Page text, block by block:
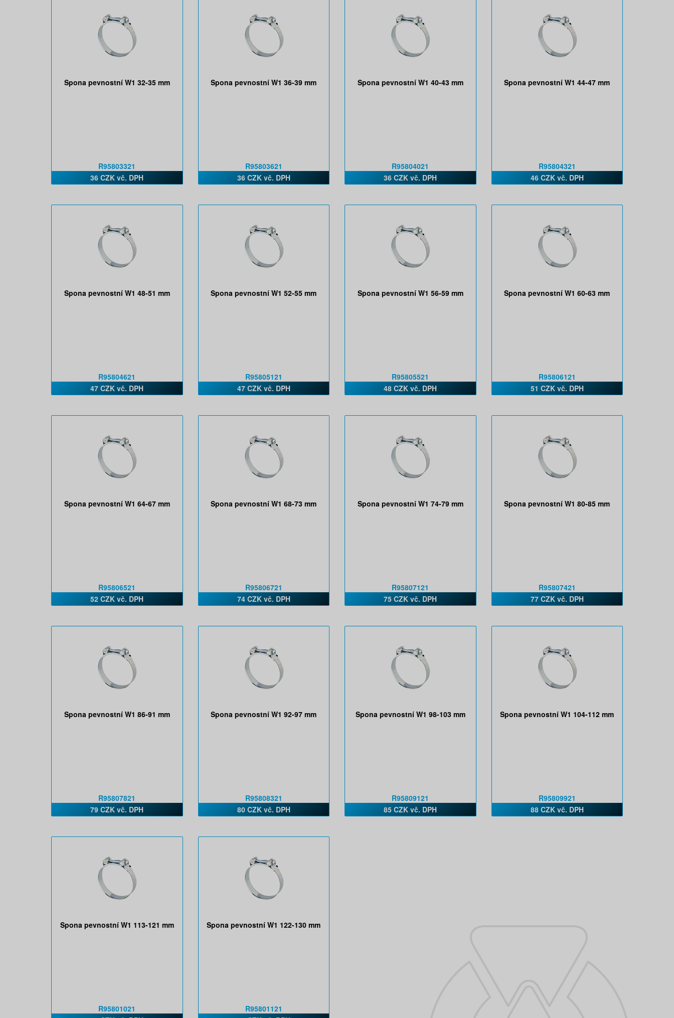
Spona pevnostní W1 32-35 mm
R95803321
36 CZK vč. DPH
Spona pevnostní W1 36-39 mm
R95803621
36 CZK vč. DPH
Spona pevnostní W1 40-43 mm
R95804021
36 CZK vč. DPH
Spona pevnostní W1 44-47 mm
R95804321
46 CZK vč. DPH
Spona pevnostní W1 48-51 mm
R95804621
47 CZK vč. DPH
Spona pevnostní W1 52-55 mm
R95805121
47 CZK vč. DPH
Spona pevnostní W1 56-59 mm
R95805521
48 CZK vč. DPH
Spona pevnostní W1 60-63 mm
R95806121
51 CZK vč. DPH
Spona pevnostní W1 64-67 mm
R95806521
52 CZK vč. DPH
Spona pevnostní W1 68-73 mm
R95806721
74 CZK vč. DPH
Spona pevnostní W1 74-79 mm
R95807121
75 CZK vč. DPH
Spona pevnostní W1 80-85 mm
R95807421
77 CZK vč. DPH
Spona pevnostní W1 86-91 mm
R95807821
79 CZK vč. DPH
Spona pevnostní W1 92-97 mm
R95808321
80 CZK vč. DPH
Spona pevnostní W1 98-103 mm
R95809121
85 CZK vč. DPH
Spona pevnostní W1 104-112 mm
R95809921
88 CZK vč. DPH
Spona pevnostní W1 113-121 mm
R95801021
Spona pevnostní W1 122-130 mm
R95801121